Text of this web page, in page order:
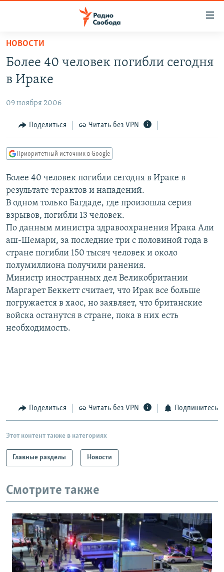
упрощенного
доступа
Вернуться
основному
Вернутся
главной
навигации
Вернутся
поиску
АВТОРСКИЕ ПРОЕКТЫ
ЦИТАТЫ СВОБОДЫ
МНЕНИЯ
IDEL.РЕАЛИИ
КАВКАЗ.РЕАЛИИ
СЕВЕР.РЕАЛИИ
СИБИРЬ.РЕАЛИИ
РАСПИСАНИЕ ВЕЩАНИЯ
ПОДПИШИТЕСЬ НА РАССЫЛКУ
СОЦИАЛЬНЫЕ СЕТИ
НОВОСТИ
Более 40 человек погибли сегодня
в Ираке
09 ноября 2006
Поделиться Читать без VPN
Приоритетный источник в Google
Более 40 человек погибли сегодня в Ираке в
результате терактов и нападений.
В одном только Багдаде, где произошла серия
взрывов, погибли 13 человек.
По данным министра здравоохранения Ирака Али
аш-Шемари, за последние три с половиной года в
стране погибли 150 тысяч человек и около
полумиллиона получили ранения.
Министр иностранных дел Великобритании
Маргарет Беккетт считает, что Ирак все больше
погружается в хаос, но заявляет, что британские
войска останутся в стране, пока в них есть
необходимость.
Поделиться Читать без VPN Подпишитесь
Этот контент также в категориях
Главные разделы Новости
Смотрите также